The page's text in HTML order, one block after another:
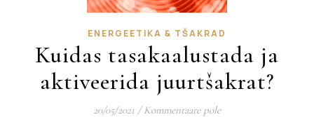
ENERGEETIKA & TŠAKRAD
Kuidas tasakaalustada ja
aktiveerida juurtšakrat?
20/05/2021 / Kommentaare pole